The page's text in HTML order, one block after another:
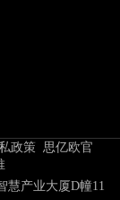
政策 思亿欧官
慧产业大厦D幢11